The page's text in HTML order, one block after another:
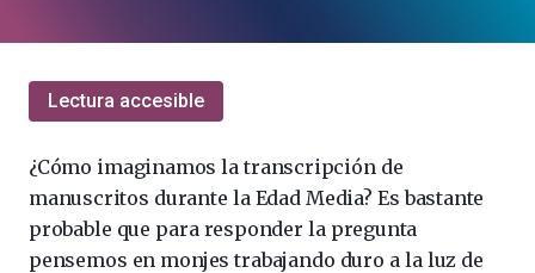
la
la
Lectura accesible
¿Cómo imaginamos la transcripción de
manuscritos durante la Edad Media? Es bastante
probable que para responder la pregunta
pensemos en monjes trabajando duro a la luz de